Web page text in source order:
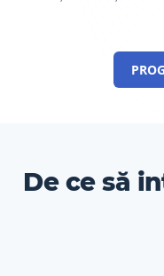
De ce să